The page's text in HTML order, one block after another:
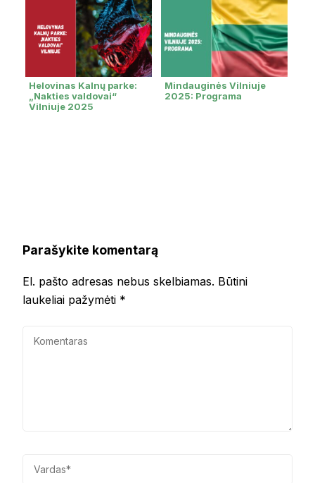
Helovinas Kalnų parke:
„Nakties valdovai“
Vilniuje 2025
Mindauginės Vilniuje
2025: Programa
Parašykite komentarą
El. pašto adresas nebus skelbiamas. Būtini
laukeliai pažymėti *